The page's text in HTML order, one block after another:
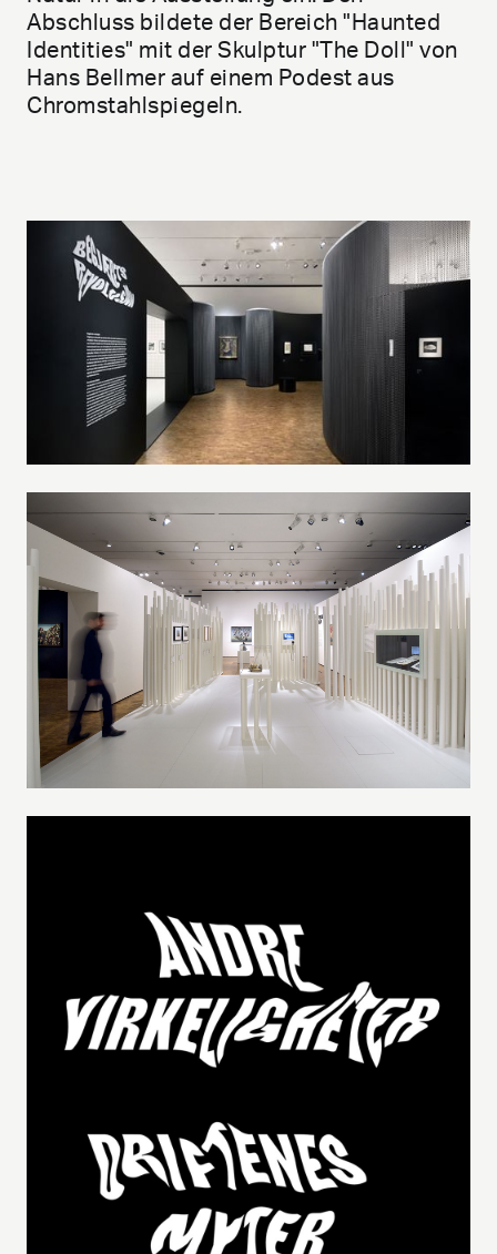
Abschluss bildete der Bereich "Haunted
Identities" mit der Skulptur "The Doll" von
Hans Bellmer auf einem Podest aus
Chromstahlspiegeln.